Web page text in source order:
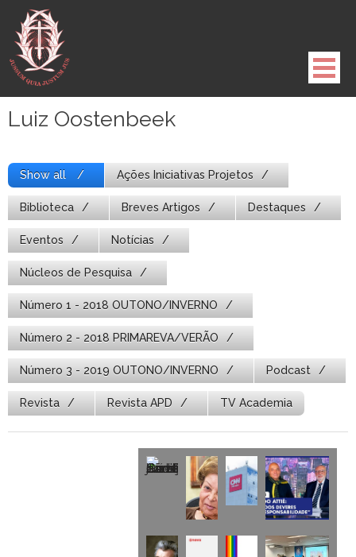
para
conteúdo
Luiz Oostenbeek
Show all Ações Iniciativas Projetos
Biblioteca Breves Artigos Destaques
Eventos Notícias
Núcleos de Pesquisa
Número 1 - 2018 OUTONO/INVERNO
Número 2 - 2018 PRIMAREVA/VERÃO
Número 3 - 2019 OUTONO/INVERNO Podcast
Revista Revista APD TV Academia